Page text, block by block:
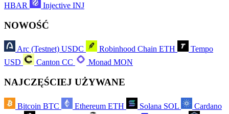
HBAR
Injective INJ
NOWOŚĆ
Arc (Testnet) USDC Robinhood Chain ETH
Tempo
USD
Canton CC Monad MON
NAJCZĘŚCIEJ UŻYWANE
Bitcoin BTC Ethereum ETH Solana SOL
Cardano